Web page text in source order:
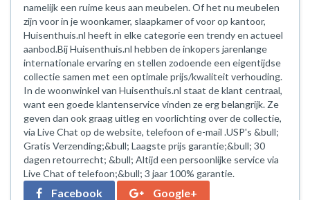
namelijk een ruime keus aan meubelen. Of het nu meubelen
zijn voor in je woonkamer, slaapkamer of voor op kantoor,
Huisenthuis.nl heeft in elke categorie een trendy en actueel
aanbod.Bij Huisenthuis.nl hebben de inkopers jarenlange
internationale ervaring en stellen zodoende een eigentijdse
collectie samen met een optimale prijs/kwaliteit verhouding.
In de woonwinkel van Huisenthuis.nl staat de klant centraal,
want een goede klantenservice vinden ze erg belangrijk. Ze
geven dan ook graag uitleg en voorlichting over de collectie,
via Live Chat op de website, telefoon of e-mail .USP's &bull;
Gratis Verzending;&bull; Laagste prijs garantie;&bull; 30
dagen retourrecht; &bull; Altijd een persoonlijke service via
Live Chat of telefoon;&bull; 3 jaar 100% garantie.
Facebook Google+